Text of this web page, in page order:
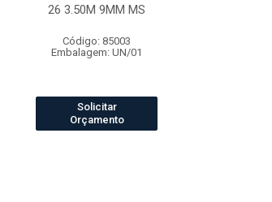
26 3.50M 9MM MS
Código: 85003
Embalagem: UN/01
Solicitar
Orçamento